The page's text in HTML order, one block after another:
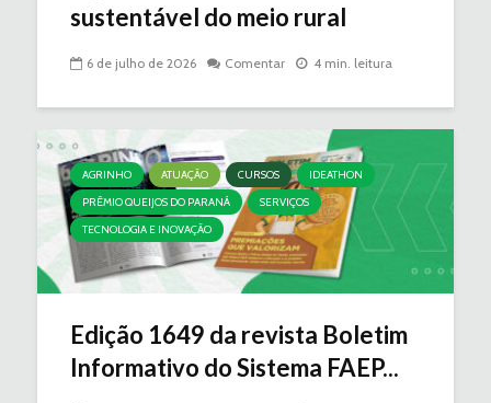
sustentável do meio rural
6 de julho de 2026 Comentar 4 min. leitura
AGRINHO ATUAÇÃO CURSOS
IDEATHON
PRÊMIO QUEIJOS DO PARANÁ
SERVIÇOS
TECNOLOGIA E INOVAÇÃO
Edição 1649 da revista Boletim
Informativo do Sistema FAEP...